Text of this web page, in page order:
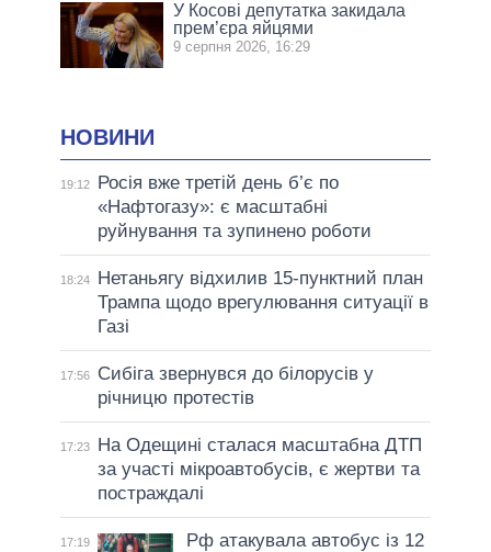
У Косові депутатка закидала
прем’єра яйцями
9 серпня 2026, 16:29
НОВИНИ
19:12
Росія вже третій день б’є по
«Нафтогазу»: є масштабні
руйнування та зупинено роботи
18:24
Нетаньягу відхилив 15-пунктний план
Трампа щодо врегулювання ситуації в
Газі
17:56
Сибіга звернувся до білорусів у
річницю протестів
17:23
На Одещині сталася масштабна ДТП
за участі мікроавтобусів, є жертви та
постраждалі
17:19
Рф атакувала автобус із 12